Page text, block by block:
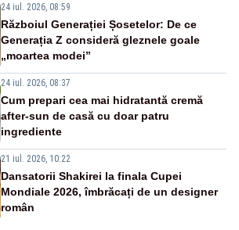
24 iul. 2026, 08:59
Războiul Generației Șosetelor: De ce
Generația Z consideră gleznele goale
„moartea modei”
24 iul. 2026, 08:37
Cum prepari cea mai hidratantă cremă
after-sun de casă cu doar patru
ingrediente
21 iul. 2026, 10:22
Dansatorii Shakirei la finala Cupei
Mondiale 2026, îmbrăcați de un designer
român